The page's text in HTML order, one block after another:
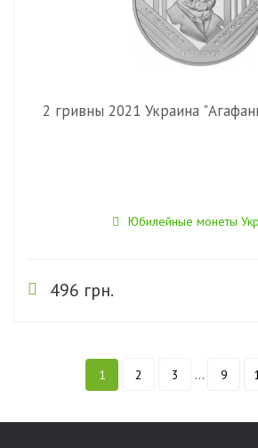
2 гривны 2021 Украина
Юбилейные монеты
496 грн.
1 2 3 ... 9